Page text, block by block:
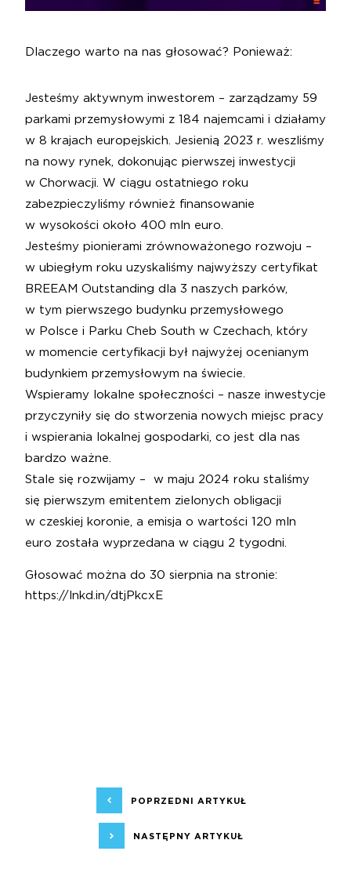
Dlaczego warto na nas głosować? Ponieważ:
Jesteśmy aktywnym inwestorem – zarządzamy 59
parkami przemysłowymi z 184 najemcami i działamy
w 8 krajach europejskich. Jesienią 2023 r. weszliśmy
na nowy rynek, dokonując pierwszej inwestycji
w Chorwacji. W ciągu ostatniego roku
zabezpieczyliśmy również finansowanie
w wysokości około 400 mln euro.
Jesteśmy pionierami zrównoważonego rozwoju –
w ubiegłym roku uzyskaliśmy najwyższy certyfikat
BREEAM Outstanding dla 3 naszych parków,
w tym pierwszego budynku przemysłowego
w Polsce i Parku Cheb South w Czechach, który
w momencie certyfikacji był najwyżej ocenianym
budynkiem przemysłowym na świecie.
Wspieramy lokalne społeczności – nasze inwestycje
przyczyniły się do stworzenia nowych miejsc pracy
i wspierania lokalnej gospodarki, co jest dla nas
bardzo ważne.
Stale się rozwijamy – w maju 2024 roku staliśmy
się pierwszym emitentem zielonych obligacji
w czeskiej koronie, a emisja o wartości 120 mln
euro została wyprzedana w ciągu 2 tygodni.
Głosować można do 30 sierpnia na stronie:
https://lnkd.in/dtjPkcxE
POPRZEDNI ARTYKUŁ
NASTĘPNY ARTYKUŁ